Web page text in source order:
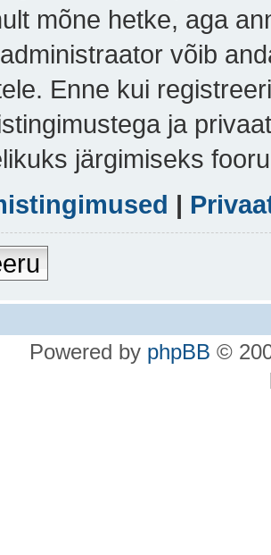
mõne hetke, aga
võib
Enne kui
ja
järgimiseks
|
Powered by phpBB ©